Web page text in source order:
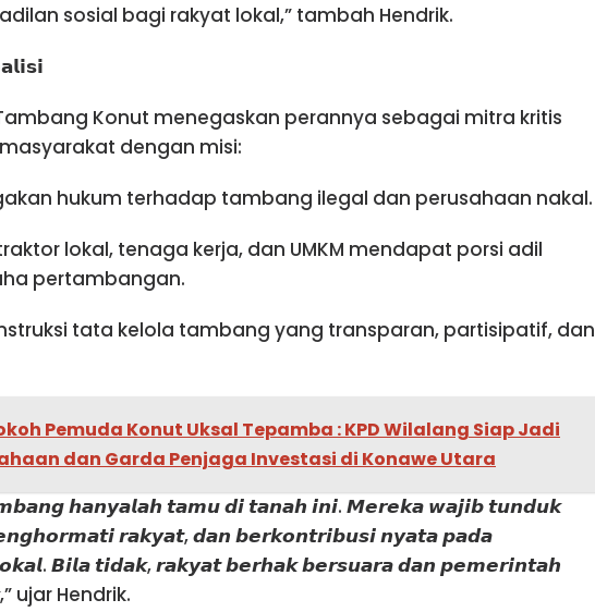
sosial bagi rakyat lokal,” tambah Hendrik.
Konut menegaskan perannya sebagai mitra kritis
dengan misi:
hukum terhadap tambang ilegal dan perusahaan nakal.
lokal, tenaga kerja, dan UMKM mendapat porsi adil
pertambangan.
tata kelola tambang yang transparan, partisipatif, dan
Pemuda Konut Uksal Tepamba : KPD Wilalang Siap Jadi
dan Garda Penjaga Investasi di Konawe Utara
𝙝𝙖𝙣𝙮𝙖𝙡𝙖𝙝 𝙩𝙖𝙢𝙪 𝙙𝙞 𝙩𝙖𝙣𝙖𝙝 𝙞𝙣𝙞. 𝙈𝙚𝙧𝙚𝙠𝙖 𝙬𝙖𝙟𝙞𝙗 𝙩𝙪𝙣𝙙𝙪𝙠
𝙧𝙖𝙠𝙮𝙖𝙩, 𝙙𝙖𝙣 𝙗𝙚𝙧𝙠𝙤𝙣𝙩𝙧𝙞𝙗𝙪𝙨𝙞 𝙣𝙮𝙖𝙩𝙖 𝙥𝙖𝙙𝙖
𝘽𝙞𝙡𝙖 𝙩𝙞𝙙𝙖𝙠, 𝙧𝙖𝙠𝙮𝙖𝙩 𝙗𝙚𝙧𝙝𝙖𝙠 𝙗𝙚𝙧𝙨𝙪𝙖𝙧𝙖 𝙙𝙖𝙣 𝙥𝙚𝙢𝙚𝙧𝙞𝙣𝙩𝙖𝙝
ujar Hendrik.